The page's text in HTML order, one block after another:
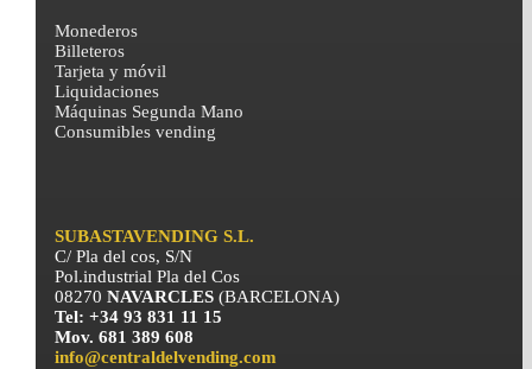
Monederos
Billeteros
Tarjeta y móvil
Liquidaciones
Máquinas Segunda Mano
Consumibles vending
SUBASTAVENDING S.L.
C/ Pla del cos, S/N
Pol.industrial Pla del Cos
08270NAVARCLES(BARCELONA)
Tel: +34 93 831 11 15
Mov. 681 389 608
info@centraldelvending.com